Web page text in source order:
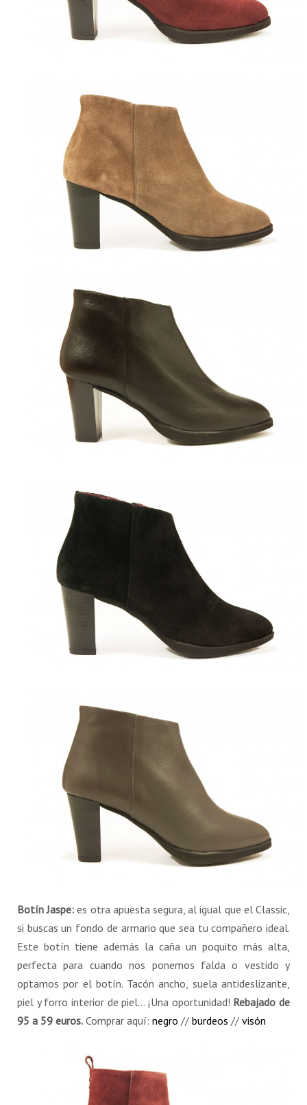
Botín Jaspe: es otra apuesta segura, al igual que el Classic,
si buscas un fondo de armario que sea tu compañero ideal.
Este botín tiene además la caña un poquito más alta,
perfecta para cuando nos ponemos falda o vestido y
optamos por el botín. Tacón ancho, suela antideslizante,
piel y forro interior de piel… ¡Una oportunidad! Rebajado de
95 a 59 euros. Comprar aquí: negro // burdeos // visón